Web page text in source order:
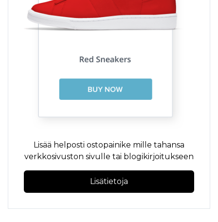
Lisää helposti ostopainike mille tahansa
verkkosivuston sivulle tai blogikirjoitukseen
Lisätietoja